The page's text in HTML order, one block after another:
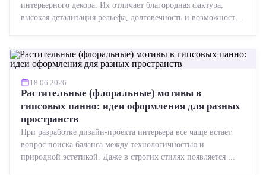
интерьерного декора. Их отличает благородная фактура,
высокая детализация рельефа, долговечность и возможность
18.06.2026
Растительные (флоральные) мотивы в
гипсовых панно: идеи оформления для разных
пространств
При разработке дизайн-проекта интерьера все чаще встает
вопрос поиска баланса между технологичностью и
природной эстетикой. Даже в строгих стилях появляется ...